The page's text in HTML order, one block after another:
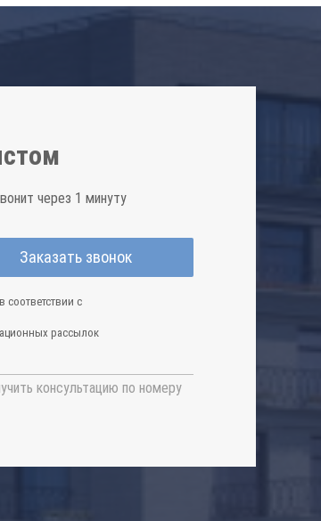
через 1 минуту
Заказать звонок
с
рассылок
консультацию по номеру